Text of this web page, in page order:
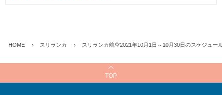
HOME スリランカ スリランカ航空2021年10月1日～10月30日のスケジュー
TOP